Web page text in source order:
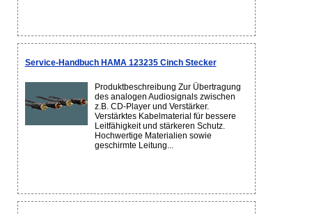
Service-Handbuch HAMA 123235 Cinch Stecker
Produktbeschreibung Zur Übertragung
des analogen Audiosignals zwischen
z.B. CD-Player und Verstärker.
Verstärktes Kabelmaterial für bessere
Leitfähigkeit und stärkeren Schutz.
Hochwertige Materialien sowie
geschirmte Leitung...